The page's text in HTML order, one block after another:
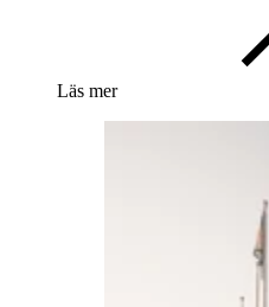
Läs mer